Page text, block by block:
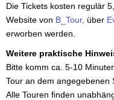
Die Tickets kosten regulär
Website von B_Tour, über
erworben werden.
Weitere praktische
Bitte komm ca. 5-10
Tour an dem angegebenen
Alle Touren finden